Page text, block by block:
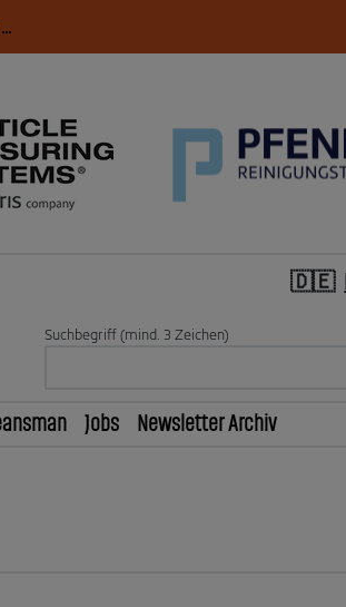
Suchbegriff (mind. 3 Zeichen)
Jobs Newsletter Archiv